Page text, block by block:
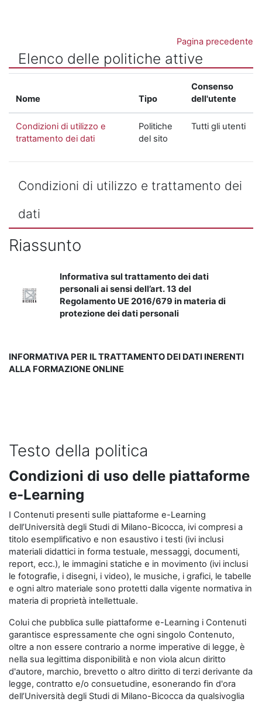
Pagina precedente
Elenco delle politiche attive
Nome Tipo
Consenso
dell'utente
Condizioni di utilizzo e
trattamento dei dati
Politiche
del sito
Tutti gli utenti
Condizioni di utilizzo e trattamento dei
dati
Riassunto
Informativa sul trattamento dei dati
personali ai sensi dell’art. 13 del
Regolamento UE 2016/679 in materia di
protezione dei dati personali
INFORMATIVA PER IL TRATTAMENTO DEI DATI INERENTI
ALLA FORMAZIONE ONLINE
Testo della politica
Condizioni di uso delle piattaforme
e-Learning
I Contenuti presenti sulle piattaforme e-Learning
dell’Università degli Studi di Milano-Bicocca, ivi compresi a
titolo esemplificativo e non esaustivo i testi (ivi inclusi
materiali didattici in forma testuale, messaggi, documenti,
report, ecc.), le immagini statiche e in movimento (ivi inclusi
le fotografie, i disegni, i video), le musiche, i grafici, le tabelle
e ogni altro materiale sono protetti dalla vigente normativa in
materia di proprietà intellettuale.
Colui che pubblica sulle piattaforme e-Learning i Contenuti
garantisce espressamente che ogni singolo Contenuto,
oltre a non essere contrario a norme imperative di legge, è
nella sua legittima disponibilità e non viola alcun diritto
d'autore, marchio, brevetto o altro diritto di terzi derivante da
legge, contratto e/o consuetudine, esonerando fin d'ora
dell’Università degli Studi di Milano-Bicocca da qualsivoglia